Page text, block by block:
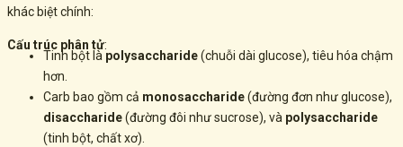
khác biệt chính:
Cấu trúc phân tử:
Tinh bột là polysaccharide(chuỗi dài glucose), tiêu hóa chậm
hơn.
Carb bao gồm cả monosaccharide(đường đơn như glucose),
disaccharide(đường đôi như sucrose), và polysaccharide
(tinh bột, chất xơ).